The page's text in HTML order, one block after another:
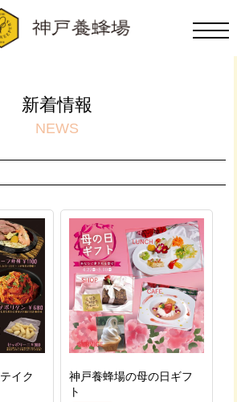
新着情報
NEWS
イク
神戸養蜂場の母の日ギフ
ト